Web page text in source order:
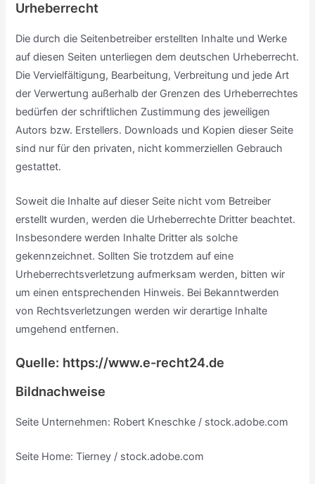
Urheberrecht
Die durch die Seitenbetreiber erstellten Inhalte und Werke
auf diesen Seiten unterliegen dem deutschen Urheberrecht.
Die Vervielfältigung, Bearbeitung, Verbreitung und jede Art
der Verwertung außerhalb der Grenzen des Urheberrechtes
bedürfen der schriftlichen Zustimmung des jeweiligen
Autors bzw. Erstellers. Downloads und Kopien dieser Seite
sind nur für den privaten, nicht kommerziellen Gebrauch
gestattet.
Soweit die Inhalte auf dieser Seite nicht vom Betreiber
erstellt wurden, werden die Urheberrechte Dritter beachtet.
Insbesondere werden Inhalte Dritter als solche
gekennzeichnet. Sollten Sie trotzdem auf eine
Urheberrechtsverletzung aufmerksam werden, bitten wir
um einen entsprechenden Hinweis. Bei Bekanntwerden
von Rechtsverletzungen werden wir derartige Inhalte
umgehend entfernen.
Quelle: https://www.e-recht24.de
Bildnachweise
Seite Unternehmen: Robert Kneschke / stock.adobe.com
Seite Home: Tierney / stock.adobe.com